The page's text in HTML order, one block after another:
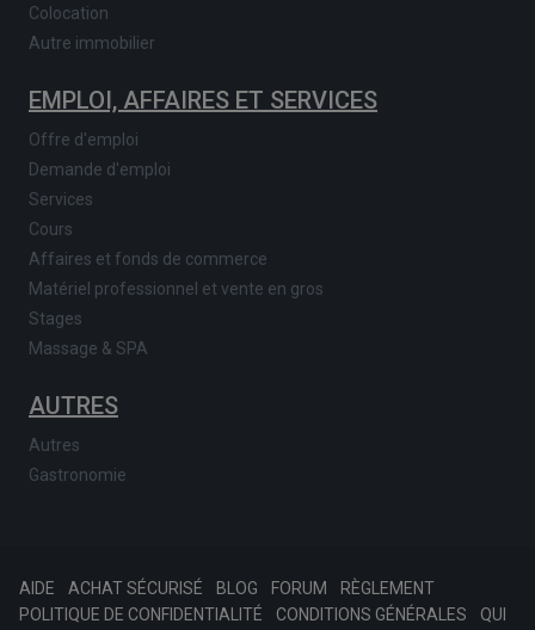
Colocation
Autre immobilier
EMPLOI, AFFAIRES ET SERVICES
Offre d'emploi
Demande d'emploi
Services
Cours
Affaires et fonds de commerce
Matériel professionnel et vente en gros
Stages
Massage & SPA
AUTRES
Autres
Gastronomie
AIDE ACHAT SÉCURISÉ BLOG FORUM
RÈGLEMENT
POLITIQUE DE CONFIDENTIALITÉ
CONDITIONS GÉNÉRALES QUI